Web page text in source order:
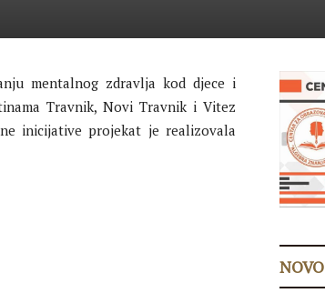
mentalnog zdravlja kod djece i
Travnik, Novi Travnik i Vitez
inicijative projekat je realizovala
NOVO